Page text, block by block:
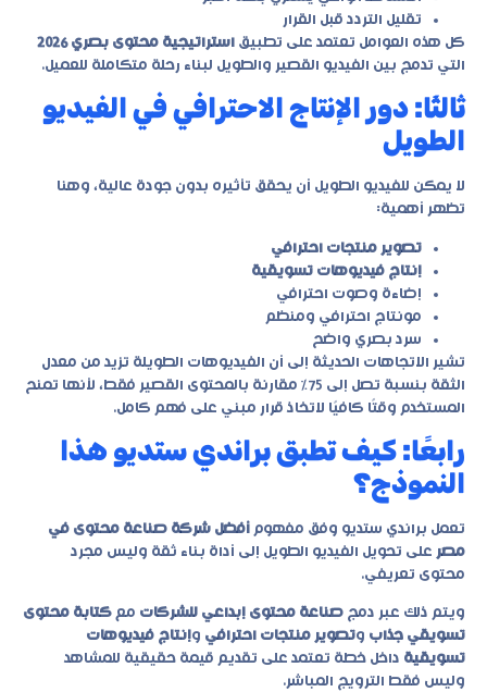
تقليل التردد قبل القرار
كل هذه العوامل تعتمد على تطبيق استراتيجية محتوى بصري 2026
التي تدمج بين الفيديو القصير والطويل لبناء رحلة متكاملة للعميل.
ثالثًا: دور الإنتاج الاحترافي في الفيديو
الطويل
لا يمكن للفيديو الطويل أن يحقق تأثيره بدون جودة عالية، وهنا
تظهر أهمية:
تصوير منتجات احترافي
إنتاج فيديوهات تسويقية
إضاءة وصوت احترافي
مونتاج احترافي ومنظم
سرد بصري واضح
تشير الاتجاهات الحديثة إلى أن الفيديوهات الطويلة تزيد من معدل
الثقة بنسبة تصل إلى 75% مقارنة بالمحتوى القصير فقط، لأنها تمنح
المستخدم وقتًا كافيًا لاتخاذ قرار مبني على فهم كامل.
رابعًا: كيف تطبق براندي ستديو هذا
النموذج؟
تعمل براندي ستديو وفق مفهوم أفضل شركة صناعة محتوى في
مصر على تحويل الفيديو الطويل إلى أداة بناء ثقة وليس مجرد
محتوى تعريفي.
ويتم ذلك عبر دمج صناعة محتوى إبداعي للشركات مع كتابة محتوى
تسويقي جذاب وتصوير منتجات احترافي وإنتاج فيديوهات
تسويقية داخل خطة تعتمد على تقديم قيمة حقيقية للمشاهد
وليس فقط الترويج المباشر.